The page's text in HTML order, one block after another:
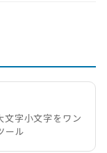
文字小文字をワン
ール